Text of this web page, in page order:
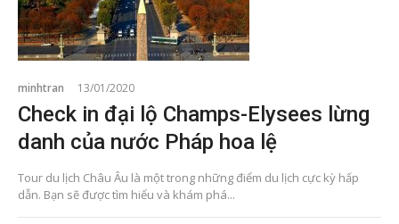
minhtran 13/01/2020
Check in đại lộ Champs-Elysees lừng
danh của nước Pháp hoa lệ
Tour du lịch Châu Âu là một trong những điểm du lịch cực kỳ hấp
dẫn. Bạn sẽ được tìm hiểu và khám phá...